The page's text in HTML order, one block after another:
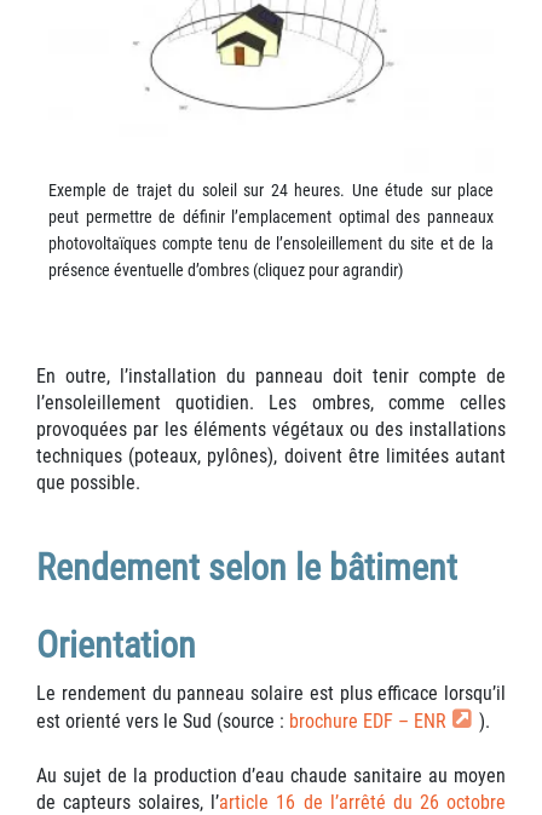
Exemple de trajet du soleil sur 24 heures. Une étude sur place
peut permettre de définir l’emplacement optimal des panneaux
photovoltaïques compte tenu de l’ensoleillement du site et de la
présence éventuelle d’ombres (cliquez pour agrandir)
En outre, l’installation du panneau doit tenir compte de
l’ensoleillement quotidien. Les ombres, comme celles
provoquées par les éléments végétaux ou des installations
techniques (poteaux, pylônes), doivent être limitées autant
que possible.
Rendement selon le bâtiment
Orientation
Le rendement du panneau solaire est plus efficace lorsqu’il
est orienté vers le Sud (source : brochure EDF – ENR ).
Au sujet de la production d’eau chaude sanitaire au moyen
de capteurs solaires, l’article 16 de l’arrêté du 26 octobre